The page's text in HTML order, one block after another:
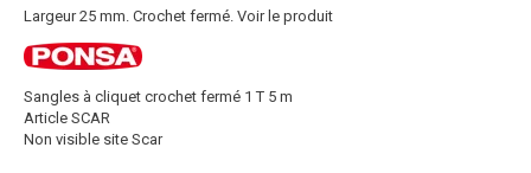
Largeur 25 mm. Crochet fermé. Voir le produit
Sangles à cliquet crochet fermé 1 T 5 m
Article SCAR
Non visible site Scar